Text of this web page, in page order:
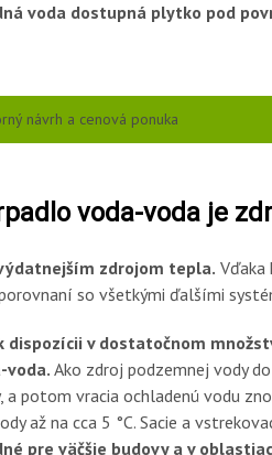
voda dostupná plytko pod
návrh a cenová ponuka
voda-voda je
zdrojom tepla. Vďaka
so všetkými ďalšími
dispozícii v dostatočnom
voda.Ako zdroj podzemnej vody
potom vracia ochladenú vodu
až na cca 5 °C. Sacie a
pre väčšie budovy a v